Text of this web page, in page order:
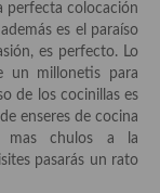
aditivos
críticos,
perfecta colocación
es el paraíso
es perfecto. Lo
un millonetis para
de los cocinillas es
enseres de cocina
mas chulos a la
pasarás un rato